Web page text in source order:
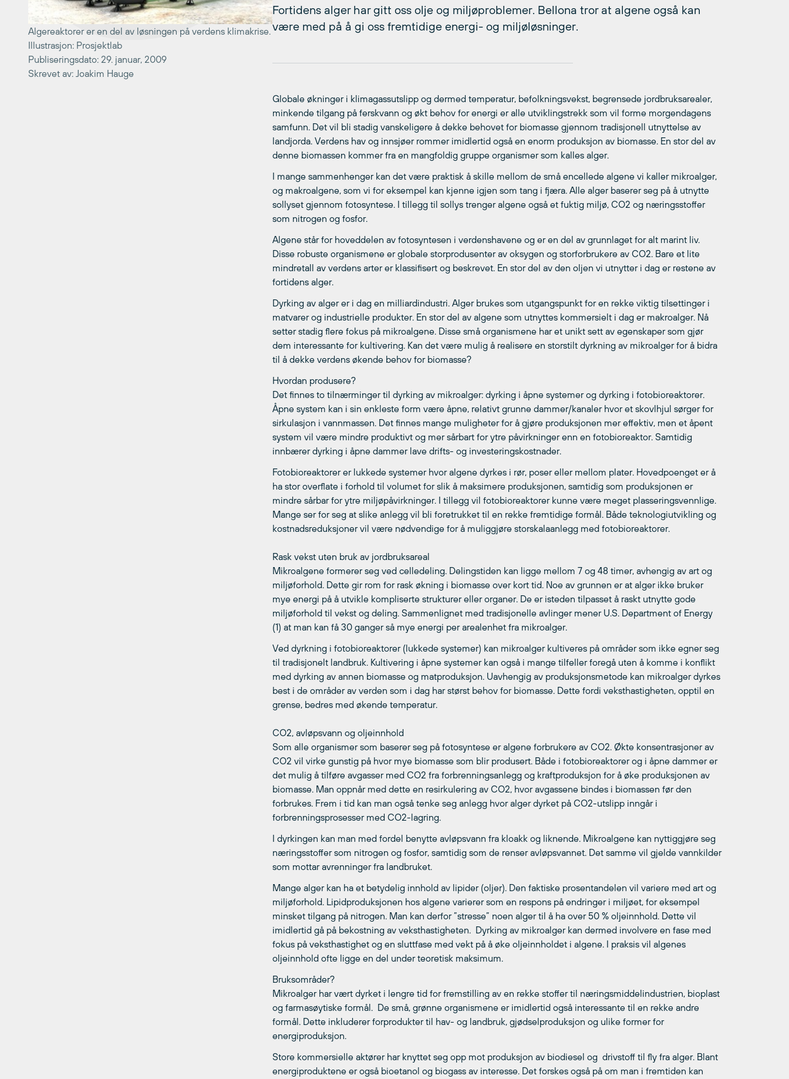
Algereaktorer er en del av løsningen på verdens klimakrise.
Illustrasjon: Prosjektlab
Publiseringsdato: 29. januar, 2009
Skrevet av: Joakim Hauge
Fortidens alger har gitt oss olje og miljøproblemer. Bellona tror at algene også kan
være med på å gi oss fremtidige energi- og miljøløsninger.
Globale økninger i klimagassutslipp og dermed temperatur, befolkningsvekst, begrensede jordbruksarealer,
minkende tilgang på ferskvann og økt behov for energi er alle utviklingstrekk som vil forme morgendagens
samfunn. Det vil bli stadig vanskeligere å dekke behovet for biomasse gjennom tradisjonell utnyttelse av
landjorda. Verdens hav og innsjøer rommer imidlertid også en enorm produksjon av biomasse. En stor del av
denne biomassen kommer fra en mangfoldig gruppe organismer som kalles alger.
I mange sammenhenger kan det være praktisk å skille mellom de små encellede algene vi kaller mikroalger,
og makroalgene, som vi for eksempel kan kjenne igjen som tang i fjæra. Alle alger baserer seg på å utnytte
sollyset gjennom fotosyntese. I tillegg til sollys trenger algene også et fuktig miljø, CO2 og næringsstoffer
som nitrogen og fosfor.
Algene står for hoveddelen av fotosyntesen i verdenshavene og er en del av grunnlaget for alt marint liv.
Disse robuste organismene er globale storprodusenter av oksygen og storforbrukere av CO2. Bare et lite
mindretall av verdens arter er klassifisert og beskrevet. En stor del av den oljen vi utnytter i dag er restene av
fortidens alger.
Dyrking av alger er i dag en milliardindustri. Alger brukes som utgangspunkt for en rekke viktig tilsettinger i
matvarer og industrielle produkter. En stor del av algene som utnyttes kommersielt i dag er makroalger. Nå
setter stadig flere fokus på mikroalgene. Disse små organismene har et unikt sett av egenskaper som gjør
dem interessante for kultivering. Kan det være mulig å realisere en storstilt dyrkning av mikroalger for å bidra
til å dekke verdens økende behov for biomasse?
Hvordan produsere?
Det finnes to tilnærminger til dyrking av mikroalger: dyrking i åpne systemer og dyrking i fotobioreaktorer.
Åpne system kan i sin enkleste form være åpne, relativt grunne dammer/kanaler hvor et skovlhjul sørger for
sirkulasjon i vannmassen. Det finnes mange muligheter for å gjøre produksjonen mer effektiv, men et åpent
system vil være mindre produktivt og mer sårbart for ytre påvirkninger enn en fotobioreaktor. Samtidig
innbærer dyrking i åpne dammer lave drifts- og investeringskostnader.
Fotobioreaktorer er lukkede systemer hvor algene dyrkes i rør, poser eller mellom plater. Hovedpoenget er å
ha stor overflate i forhold til volumet for slik å maksimere produksjonen, samtidig som produksjonen er
mindre sårbar for ytre miljøpåvirkninger. I tillegg vil fotobioreaktorer kunne være meget plasseringsvennlige.
Mange ser for seg at slike anlegg vil bli foretrukket til en rekke fremtidige formål. Både teknologiutvikling og
kostnadsreduksjoner vil være nødvendige for å muliggjøre storskalaanlegg med fotobioreaktorer.
Rask vekst uten bruk av jordbruksareal
Mikroalgene formerer seg ved celledeling. Delingstiden kan ligge mellom 7 og 48 timer, avhengig av art og
miljøforhold. Dette gir rom for rask økning i biomasse over kort tid. Noe av grunnen er at alger ikke bruker
mye energi på å utvikle kompliserte strukturer eller organer. De er isteden tilpasset å raskt utnytte gode
miljøforhold til vekst og deling. Sammenlignet med tradisjonelle avlinger mener U.S. Department of Energy
(1) at man kan få 30 ganger så mye energi per arealenhet fra mikroalger.
Ved dyrkning i fotobioreaktorer (lukkede systemer) kan mikroalger kultiveres på områder som ikke egner seg
til tradisjonelt landbruk. Kultivering i åpne systemer kan også i mange tilfeller foregå uten å komme i konflikt
med dyrking av annen biomasse og matproduksjon. Uavhengig av produksjonsmetode kan mikroalger dyrkes
best i de områder av verden som i dag har størst behov for biomasse. Dette fordi veksthastigheten, opptil en
grense, bedres med økende temperatur.
CO2, avløpsvann og oljeinnhold
Som alle organismer som baserer seg på fotosyntese er algene forbrukere av CO2. Økte konsentrasjoner av
CO2 vil virke gunstig på hvor mye biomasse som blir produsert. Både i fotobioreaktorer og i åpne dammer er
det mulig å tilføre avgasser med CO2 fra forbrenningsanlegg og kraftproduksjon for å øke produksjonen av
biomasse. Man oppnår med dette en resirkulering av CO2, hvor avgassene bindes i biomassen før den
forbrukes. Frem i tid kan man også tenke seg anlegg hvor alger dyrket på CO2-utslipp inngår i
forbrenningsprosesser med CO2-lagring.
I dyrkingen kan man med fordel benytte avløpsvann fra kloakk og liknende. Mikroalgene kan nyttiggjøre seg
næringsstoffer som nitrogen og fosfor, samtidig som de renser avløpsvannet. Det samme vil gjelde vannkilder
som mottar avrenninger fra landbruket.
Mange alger kan ha et betydelig innhold av lipider (oljer). Den faktiske prosentandelen vil variere med art og
miljøforhold. Lipidproduksjonen hos algene varierer som en respons på endringer i miljøet, for eksempel
minsket tilgang på nitrogen. Man kan derfor ”stresse” noen alger til å ha over 50 % oljeinnhold. Dette vil
imidlertid gå på bekostning av veksthastigheten. Dyrking av mikroalger kan dermed involvere en fase med
fokus på veksthastighet og en sluttfase med vekt på å øke oljeinnholdet i algene. I praksis vil algenes
oljeinnhold ofte ligge en del under teoretisk maksimum.
Bruksområder?
Mikroalger har vært dyrket i lengre tid for fremstilling av en rekke stoffer til næringsmiddelindustrien, bioplast
og farmasøytiske formål. De små, grønne organismene er imidlertid også interessante til en rekke andre
formål. Dette inkluderer forprodukter til hav- og landbruk, gjødselproduksjon og ulike former for
energiproduksjon.
Store kommersielle aktører har knyttet seg opp mot produksjon av biodiesel og drivstoff til fly fra alger. Blant
energiproduktene er også bioetanol og biogass av interesse. Det forskes også på om man i fremtiden kan